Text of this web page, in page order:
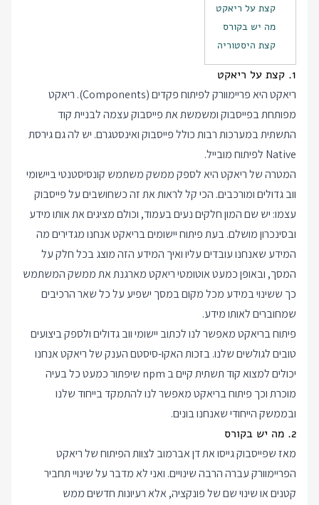
קצת על ריאקט
מה יש בקורס
קצת היסטוריה
1. קצת על ריאקט
ריאקט היא פריימוורק לפיתוח פקדים (Components). ריאקט
מפותחת בפייסבוק ומשמשת את פייסבוק עצמה לבניית קוד
התשתית במערכות רבות כולל פייסבוק ואינסטגרם. יש לה גם גירסת
Native לפיתוח מובייל.
המטרה של ריאקט היא לספק ממשק משתמש קונסיסטנטי ביישומי
ווב גדולים ומורכבים. הכי קל לראות את זה כשחושבים על פייסבוק
עצמו: יש שם המון חלקים נעים בעמוד, וכולם מציגים את אותו מידע
ובסינכרון מושלם. בעת פיתוח יישומים בריאקט אנחנו מגדירים מה
המידע שאנחנו עובדים עליו ואיך המידע הזה מוצג בכל חלק על
המסך, ובאופן כמעט אוטומטי ריאקט מארגנת את ממשק המשתמש
כך ששינוי במידע מכל מקום במסך ישפיע על כל שאר הרכיבים
שמחוברים לאותו מידע.
פיתוח בריאקט מאפשר לנו לכתוב יישומי ווב גדולים ולספק ביצועים
טובים לגולשים שלנו. בזכות האקו-סיסטם הענק של ריאקט אנחנו
יכולים למצוא קוד תשתית קיים ב npm שיפתור כמעט כל בעיה
מוכרת וכך פיתוח בריאקט מאפשר לנו להתמקד בייחוד שלנו
ובממשק הייחודי שאנחנו בונים.
2. מה יש בקורס
מאז שפייסבוק גייסו את דן אברמוב לצוות הפיתוח של ריאקט
הפריימוורק עברה הרבה שינויים. ואני לא מדבר על שינויי תחביר
קטנים או שינוי שם של פונקציה, אלא רעיונות חדשים ממש